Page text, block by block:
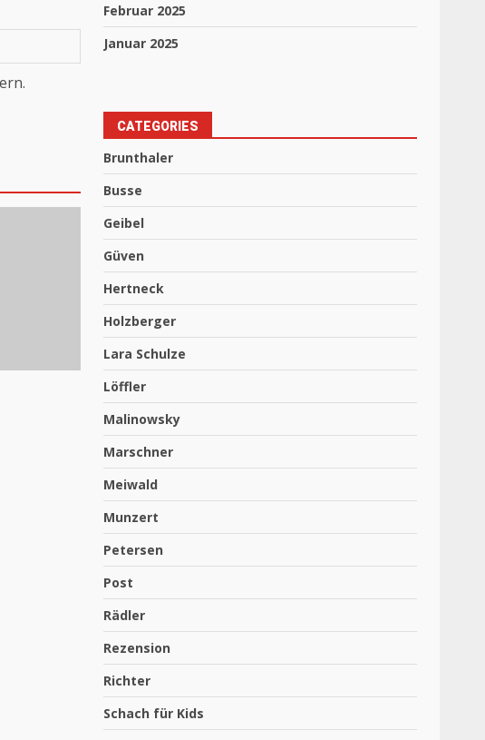
Februar 2025
Januar 2025
CATEGORIES
Brunthaler
Busse
Geibel
Güven
Hertneck
Holzberger
Lara Schulze
Löffler
Malinowsky
Marschner
Meiwald
Munzert
Petersen
Post
Rädler
Rezension
Richter
Schach für Kids